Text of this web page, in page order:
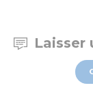
Laisser